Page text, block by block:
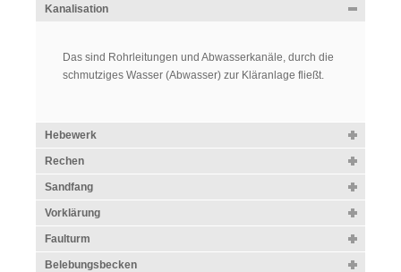
Kanalisation
Das sind Rohrleitungen und Abwasserkanäle, durch die
schmutziges Wasser (Abwasser) zur Kläranlage fließt.
Hebewerk
Rechen
Sandfang
Vorklärung
Faulturm
Belebungsbecken